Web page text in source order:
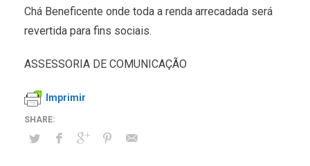
Chá Beneficente onde toda a renda arrecadada será
revertida para fins sociais.
ASSESSORIA DE COMUNICAÇÃO
Imprimir